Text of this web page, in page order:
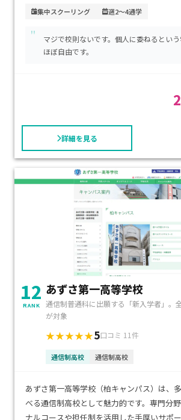
用したICT学習と通学型のハイブリッド方式
ポートします。初年度の学費は入学金や授
て約33万円からで、就学支援金制度を活用
集中スクーリング 週2～4通学
"
マジで校則ないです。個人に委ねるとい
ほぼ自由です。
詳細を見る
12
RANK
あずさ第一高等学校
通信制普通科に出願する「新入学者」。
が対象
★★★★★5口コミ 11件
通信制高校 通信制高校
あずさ第一高等学校（柏キャンパス）は、
べる通信制高校として魅力的です。専門分
ナルコースや担任制を活用した手厚いサポ